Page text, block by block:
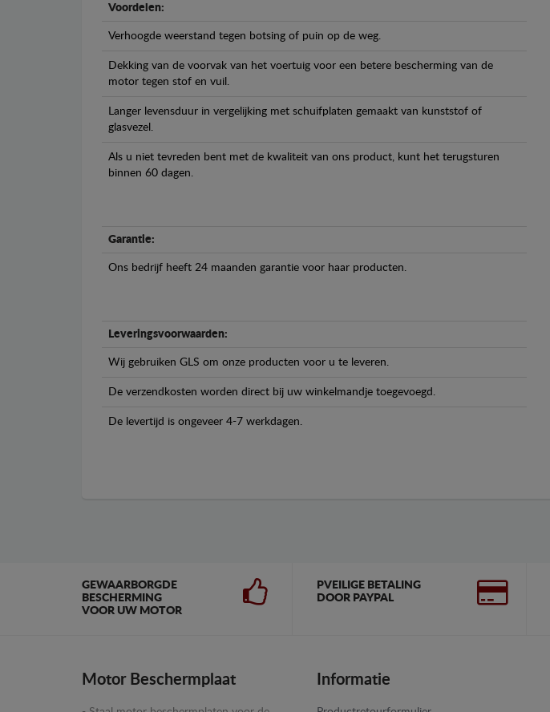
Voordelen:
Verhoogde weerstand tegen botsing of puin op de weg.
Dekking van de voorvak van het voertuig voor een betere bescherming van de
motor tegen stof en vuil.
Langer levensduur in vergelijking met schuifplaten gemaakt van kunststof of
glasvezel.
Als u niet tevreden bent met de kwaliteit van ons product, kunt het terugsturen
binnen 60 dagen.
Garantie:
Ons bedrijf heeft 24 maanden garantie voor haar producten.
Leveringsvoorwaarden:
Wij gebruiken GLS om onze producten voor u te leveren.
De verzendkosten worden direct bij uw winkelmandje toegevoegd.
De levertijd is ongeveer 4-7 werkdagen.
GEWAARBORGDE
BESCHERMING
VOOR UW MOTOR
PVEILIGE BETALING
DOOR PAYPAL
Motor Beschermplaat Informatie